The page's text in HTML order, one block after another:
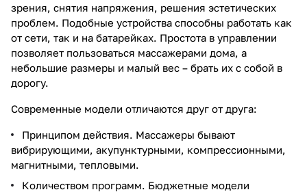
зрения, снятия напряжения, решения эстетических
проблем. Подобные устройства способны работать как
от сети, так и на батарейках. Простота в управлении
позволяет пользоваться массажерами дома, а
небольшие размеры и малый вес – брать их с собой в
дорогу.
Современные модели отличаются друг от друга:
Принципом действия. Массажеры бывают
вибрирующими, акупунктурными, компрессионными,
магнитными, тепловыми.
Количеством программ. Бюджетные модели